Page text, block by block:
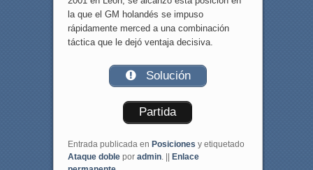
la que el GM holandés se impuso
rápidamente merced a una combinación
táctica que le dejó ventaja decisiva.
Solución
Partida
Entrada publicada en Posiciones y etiquetado
Ataque doblepor admin. || Enlace